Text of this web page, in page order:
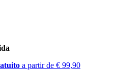
a partir de € 99,90